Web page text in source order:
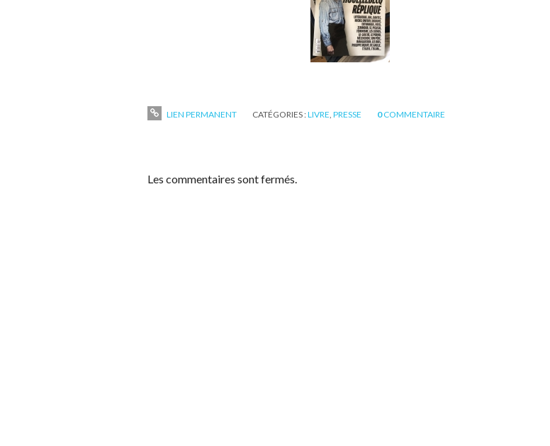
LIEN PERMANENT CATÉGORIES :LIVRE PRESSE 0 COMMENTAIRE
Les commentaires sont fermés.